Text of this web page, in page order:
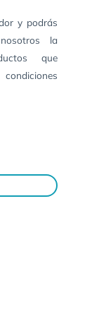
y podrás
la
que